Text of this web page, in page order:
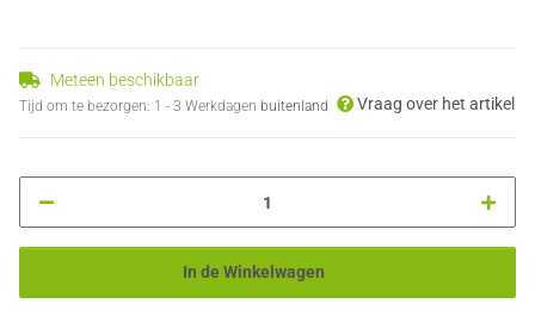
Meteen beschikbaar
Tijd om te bezorgen: 1 - 3 Werkdagen buitenland Vraag over het artikel
In de Winkelwagen